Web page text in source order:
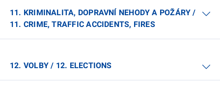
11. KRIMINALITA, DOPRAVNÍ NEHODY A POŽÁRY /
11. CRIME, TRAFFIC ACCIDENTS, FIRES
12. VOLBY / 12. ELECTIONS